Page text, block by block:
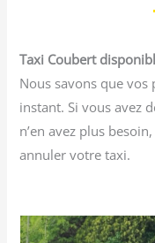
Taxi Coubert
Nous savons que vos
instant. Si vous avez
n’en avez plus
annuler votre taxi.